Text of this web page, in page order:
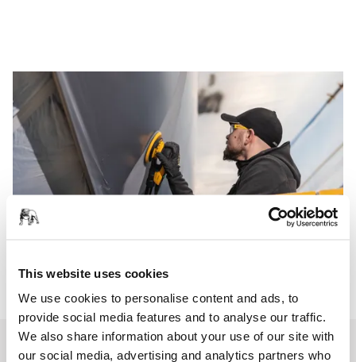
This website uses cookies
We use cookies to personalise content and ads, to
provide social media features and to analyse our traffic.
We also share information about your use of our site with
our social media, advertising and analytics partners who